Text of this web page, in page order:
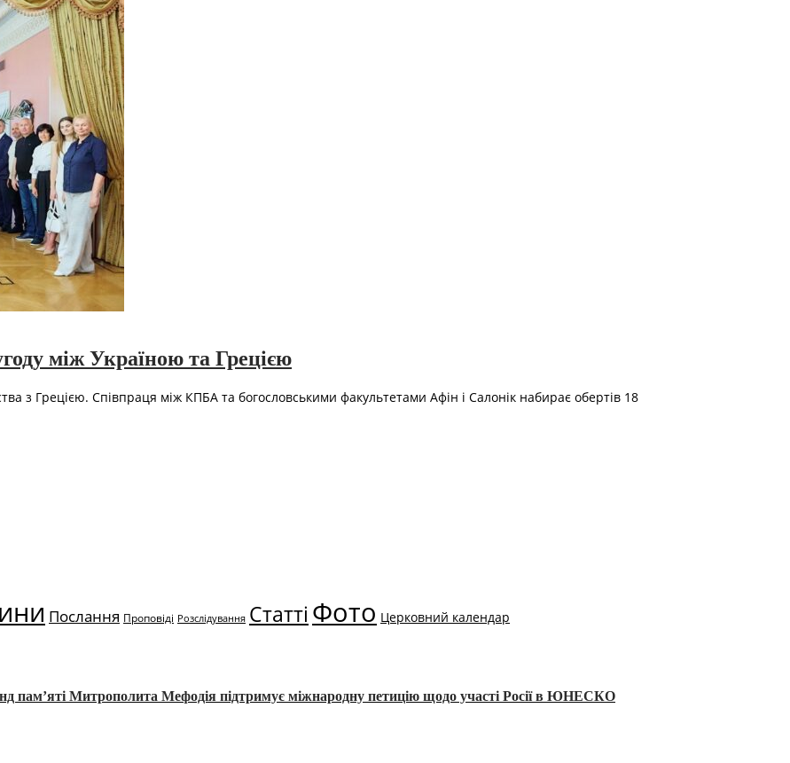
між Україною та Грецією
з Грецією. Співпраця між КПБА та богословськими факультетами Афін і Салонік набирає обертів 18
Послання Проповіді Розслідування Статті Фото Церковний календар
пам’яті Митрополита Мефодія підтримує міжнародну петицію щодо участі Росії в ЮНЕСКО